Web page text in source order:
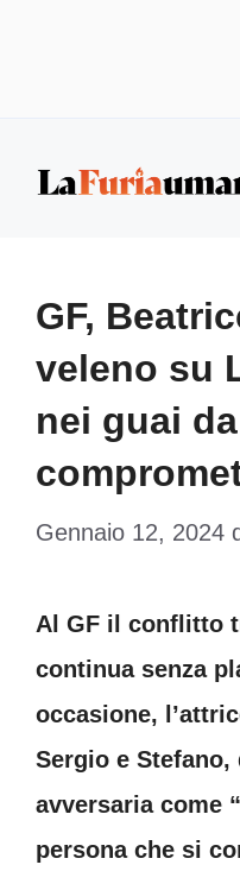
GF,
veleno su
nei guai
Gennaio 12, 2024
Al GF il conflitto
continua senza
occasione,
Sergio e
avversaria come
persona che si